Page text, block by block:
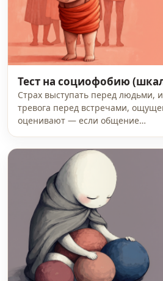
Тест на социофобию
Страх выступать перед людьми,
тревога перед встречами,
оценивают — если общение…